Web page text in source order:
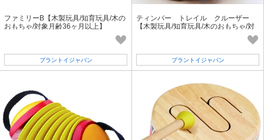
ファミリーB【木製玩具/知育玩具/木の
おもちゃ/対象月齢36ヶ月以上】
プラントイジャパン
ティンバー トレイル クルーザー
【木製玩具/知育玩具/木のおもちゃ/対
プラントイジャパン